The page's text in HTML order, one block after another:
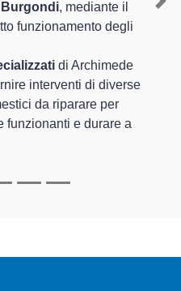
Burgondi, mediante il
funzionamento degli
di Archimede
interventi di diverse
da riparare per
funzionanti e durare a